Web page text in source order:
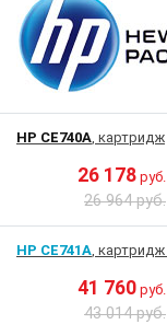
HP CE740A, картридж
26 178 руб.
26 964 руб.
HP CE741A, картридж
41 760 руб.
43 014 руб.